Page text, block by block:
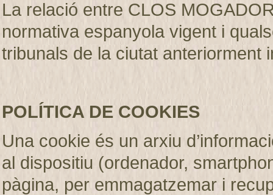
La relació entre CLOS
normativa espanyola vigent i
tribunals de la ciutat anteriorment
POLÍTICA DE COOKIES
Una cookie és un arxiu
al dispositiu (ordenador,
pàgina, per emmagatzemar i